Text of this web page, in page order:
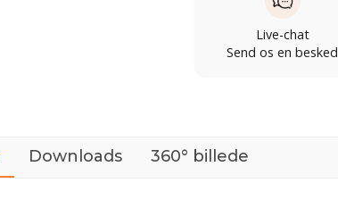
Live-chat
Send os en besked
Downloads 360° billede